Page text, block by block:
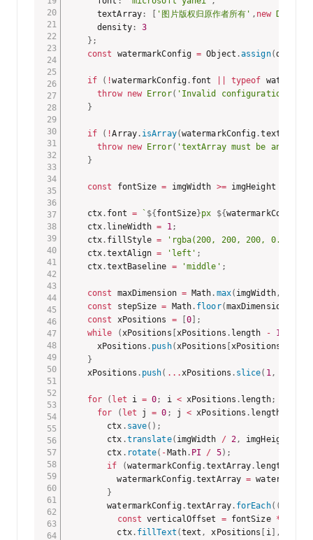
      textArray
: '图片版权归原作者所有' , new Date
      density
:
3
} ;
const
watermarkConfig = Object .assign(
if ( !watermarkConfig. font typeof
throw new Error( 'Invalid configuration
}
if ( !Array. isArray(watermarkConfig .textArray
throw new Error( 'textArray must be an
}
const fontSize = imgWidth >= imgHeight
    ctx
. font = ` ${ fontSize}px ${watermarkConfig
    ctx
. lineWidth = 1;
    ctx
. fillStyle = 'rgba(200, 200, 200, 0.85)'
    ctx
.textAlign = 'left' ;
    ctx
.textBaseline = 'middle' ;
const maxDimension = Math . max( imgWidth,
const
stepSize = Math . floor(maxDimension
const
xPositions = 0
;
while
(xPositions xPositions . length - 1
      xPositions
. push(xPositions xPositions
}
    xPositions
. push( ...xPositions . slice( 1,
for ( let i = 0; i < xPositions . length;
for
( let j = 0 ; j < xPositions . length
        ctx
. save( ) ;
        ctx
.translate( imgWidth / 2, imgHeight
        ctx
. rotate( - Math. PI / 5) ;
if
(watermarkConfig .textArray . length
          watermarkConfig
.textArray =
}
        watermarkConfig
.textArray. forEach( (
const verticalOffset = fontSize *
          ctx
. fillText (text , xPositions i] ,